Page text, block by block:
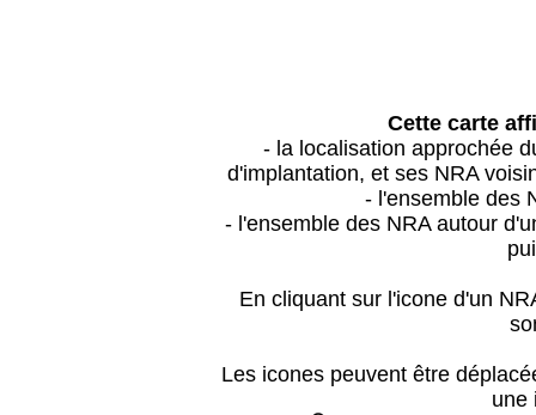
Cette carte
- la localisation approchée
d'implantation, et ses NRA
- l'ensemble des
- l'ensemble des NRA autour
En cliquant sur l'icone d'un
Les icones peuvent être
une